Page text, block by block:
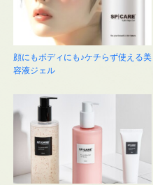
顔にもボディにも♪ケチらず使える美
容液ジェル